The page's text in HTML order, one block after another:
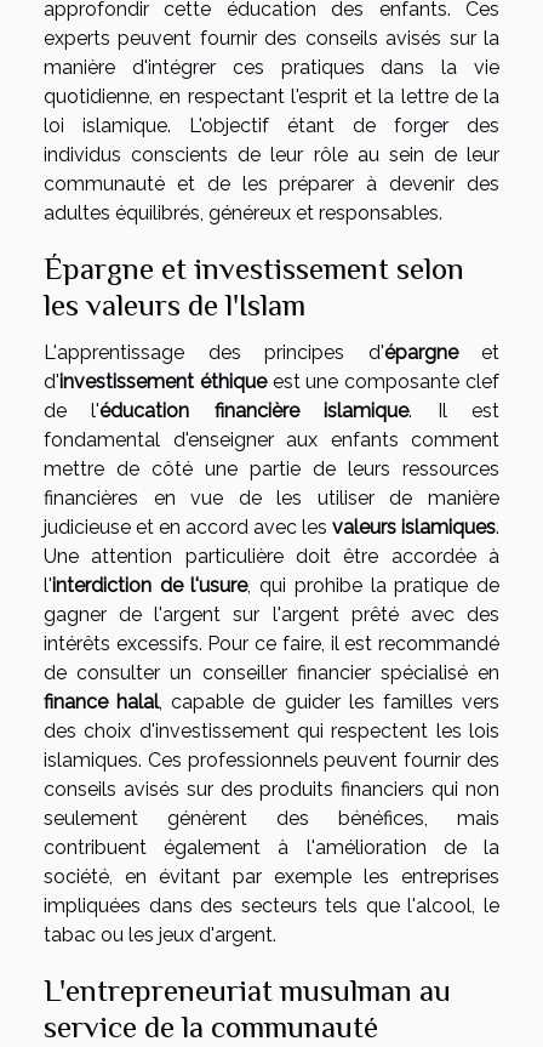
approfondir cette éducation des enfants. Ces
experts peuvent fournir des conseils avisés sur la
manière d'intégrer ces pratiques dans la vie
quotidienne, en respectant l'esprit et la lettre de la
loi islamique. L'objectif étant de forger des
individus conscients de leur rôle au sein de leur
communauté et de les préparer à devenir des
adultes équilibrés, généreux et responsables.
Épargne et investissement selon
les valeurs de l'Islam
L'apprentissage des principes d'épargneet
d'investissement éthiqueest une composante clef
de l'éducation financière islamique. Il est
fondamental d'enseigner aux enfants comment
mettre de côté une partie de leurs ressources
financières en vue de les utiliser de manière
judicieuse et en accord avec les valeurs islamiques.
Une attention particulière doit être accordée à
l'interdiction de l'usure, qui prohibe la pratique de
gagner de l'argent sur l'argent prêté avec des
intérêts excessifs. Pour ce faire, il est recommandé
de consulter un conseiller financier spécialisé en
finance halal, capable de guider les familles vers
des choix d'investissement qui respectent les lois
islamiques. Ces professionnels peuvent fournir des
conseils avisés sur des produits financiers qui non
seulement génèrent des bénéfices, mais
contribuent également à l'amélioration de la
société, en évitant par exemple les entreprises
impliquées dans des secteurs tels que l'alcool, le
tabac ou les jeux d'argent.
L'entrepreneuriat musulman au
service de la communauté